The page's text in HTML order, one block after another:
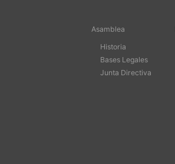
Asamblea
Historia
Bases Legales
Junta Directiva